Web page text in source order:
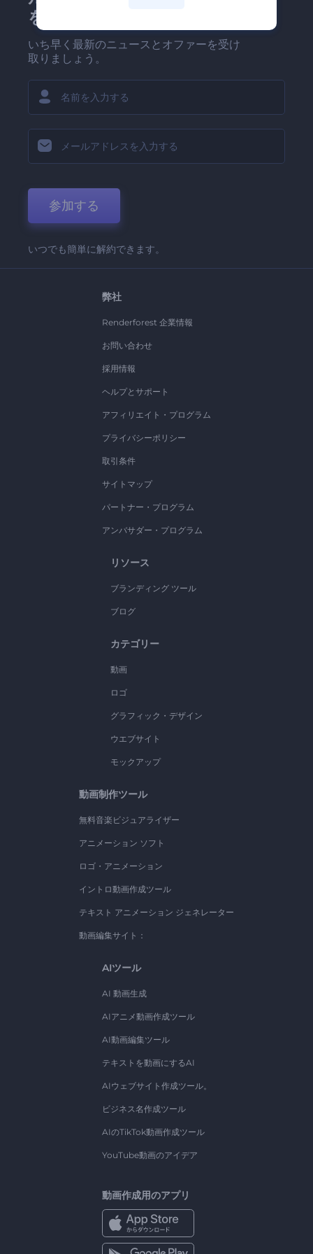
を！
いち早く最新のニュースとオファーを受け
取りましょう。
参加する
いつでも簡単に解約できます。
弊社
Renderforest 企業情報
お問い合わせ
採用情報
ヘルプとサポート
アフィリエイト・プログラム
プライバシーポリシー
取引条件
サイトマップ
パートナー・プログラム
アンバサダー・プログラム
リソース
ブランディング ツール
ブログ
カテゴリー
動画
ロゴ
グラフィック・デザイン
ウエブサイト
モックアップ
動画制作ツール
無料音楽ビジュアライザー
アニメーション ソフト
ロゴ・アニメーション
イントロ動画作成ツール
テキスト アニメーション ジェネレーター
動画編集サイト：
AIツール
AI 動画生成
AIアニメ動画作成ツール
AI動画編集ツール
テキストを動画にするAI
AIウェブサイト作成ツール。
ビジネス名作成ツール
AIのTikTok動画作成ツール
YouTube動画のアイデア
動画作成用のアプリ